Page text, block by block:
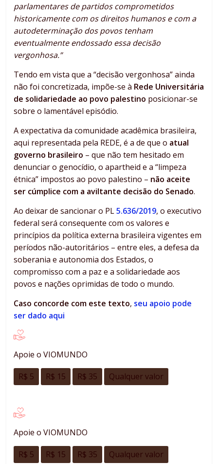
parlamentares de partidos comprometidos
historicamente com os direitos humanos e com a
autodeterminação dos povos tenham
eventualmente endossado essa decisão
vergonhosa.”
Tendo em vista que a “decisão vergonhosa” ainda
não foi concretizada, impõe-se à Rede Universitária
de solidariedade ao povo palestino posicionar-se
sobre o lamentável episódio.
A expectativa da comunidade acadêmica brasileira,
aqui representada pela REDE, é a de que o atual
governo brasileiro – que não tem hesitado em
denunciar o genocídio, o apartheid e a “limpeza
étnica” impostos ao povo palestino – não aceite
ser cúmplice com a aviltante decisão do Senado.
Ao deixar de sancionar o PL 5.636/2019, o executivo
federal será consequente com os valores e
princípios da política externa brasileira vigentes em
períodos não-autoritários – entre eles, a defesa da
soberania e autonomia dos Estados, o
compromisso com a paz e a solidariedade aos
povos e nações oprimidas de todo o mundo.
Caso concorde com este texto, seu apoio pode
ser dado aqui
Apoie o VIOMUNDO
R$ 5 R$ 15 R$ 35 Qualquer valor
Apoie o VIOMUNDO
R$ 5 R$ 15 R$ 35 Qualquer valor